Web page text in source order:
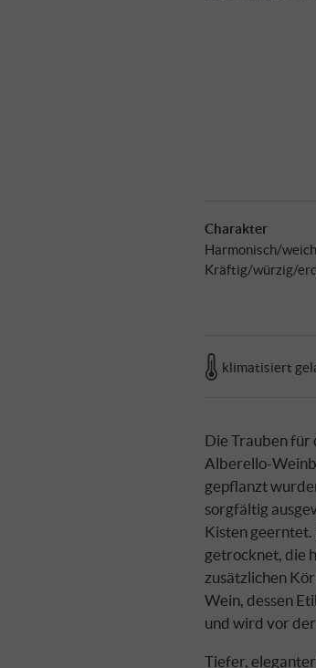
Charakter
Harmonisch/
Kräftig/würzig/
klimatisiert
Die Trauben für
Alberello-
gepflanzt
sorgfältig
Kisten geerntet.
getrocknet, die
zusätzlichen
Wein, dessen
und wird vor
Tiefer,